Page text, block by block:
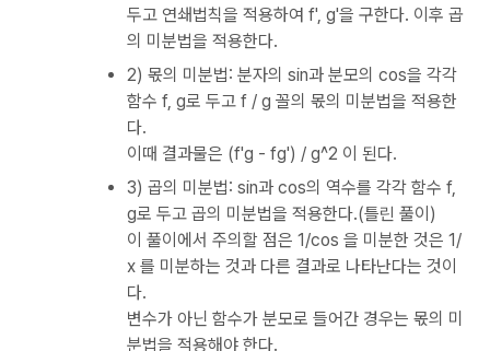
두고 연쇄법칙을 적용하여 f', g'을 구한다. 이후 곱
의 미분법을 적용한다.
2) 몫의 미분법: 분자의 sin과 분모의 cos을 각각
함수 f, g로 두고 f / g 꼴의 몫의 미분법을 적용한
다.
이때 결과물은 (f'g - fg') / g^2 이 된다.
3) 곱의 미분법: sin과 cos의 역수를 각각 함수 f,
g로 두고 곱의 미분법을 적용한다.(틀린 풀이)
이 풀이에서 주의할 점은 1/cos 을 미분한 것은 1/
x 를 미분하는 것과 다른 결과로 나타난다는 것이
다.
변수가 아닌 함수가 분모로 들어간 경우는 몫의 미
분법을 적용해야 한다.